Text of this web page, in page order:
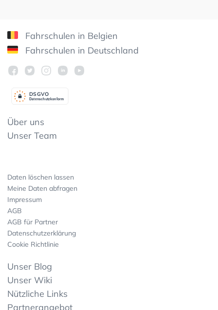
Fahrschulen in Belgien
Fahrschulen in Deutschland
Datenschutzkonform
DSGVO
Über uns
Unser Team
Daten löschen lassen
Meine Daten abfragen
Impressum
AGB
AGB für Partner
Datenschutzerklärung
Cookie Richtlinie
Unser Blog
Unser Wiki
Nützliche Links
Partnerangebot